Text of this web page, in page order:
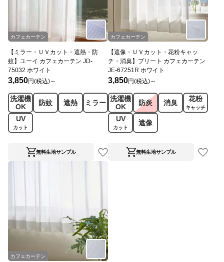
カフェカーテン
【ミラー・ＵＶカット・遮熱・防
蚊】ユーイ カフェカーテン JD-
75032 ホワイト
3,850円(税込)～
洗濯機
OK
防蚊 遮熱
ミラー
UV
カット
無料生地サンプル
カフェカーテン
【遮像・ＵＶカット・花粉キャッ
チ・消臭】プリート カフェカーテン
JE-67251R ホワイト
3,850円(税込)～
洗濯機
OK
防炎 消臭 花粉
キャッチ
UV
カット
遮像
無料生地サンプル
カフェカーテン